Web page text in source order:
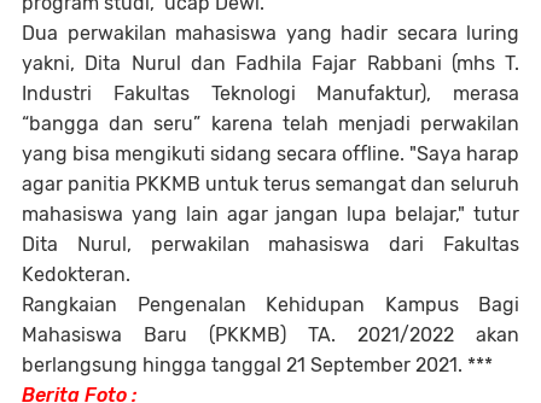
Dua perwakilan mahasiswa yang hadir secara luring
yakni, Dita Nurul dan Fadhila Fajar Rabbani (mhs T.
Industri Fakultas Teknologi Manufaktur), merasa
“bangga dan seru” karena telah menjadi perwakilan
yang bisa mengikuti sidang secara offline. "Saya harap
agar panitia PKKMB untuk terus semangat dan seluruh
mahasiswa yang lain agar jangan lupa belajar," tutur
Dita Nurul, perwakilan mahasiswa dari Fakultas
Kedokteran.
Rangkaian Pengenalan Kehidupan Kampus Bagi
Mahasiswa Baru (PKKMB) TA. 2021/2022 akan
berlangsung hingga tanggal 21 September 2021. ***
Berita Foto :